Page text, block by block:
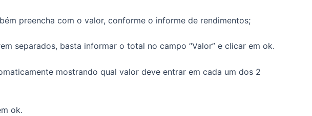
preencha com o valor, conforme o informe de rendimentos;
separados, basta informar o total no campo “Valor” e clicar em ok.
mostrando qual valor deve entrar em cada um dos 2
ok.